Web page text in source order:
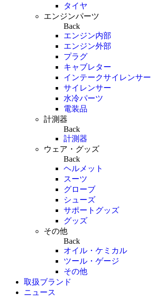
タイヤ
エンジンパーツ
Back
エンジン内部
エンジン外部
プラグ
キャブレター
インテークサイレンサー
サイレンサー
水冷パーツ
電装品
計測器
Back
計測器
ウェア・グッズ
Back
ヘルメット
スーツ
グローブ
シューズ
サポートグッズ
グッズ
その他
Back
オイル・ケミカル
ツール・ゲージ
その他
取扱ブランド
ニュース